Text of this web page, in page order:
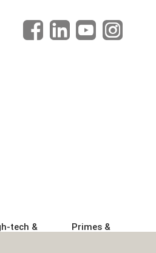
tech &
Primes &